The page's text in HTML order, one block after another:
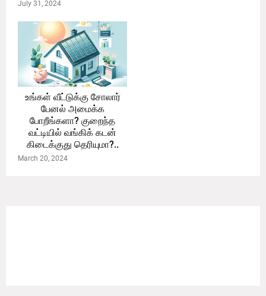
July 31, 2024
உங்கள் வீட்டுக்கு சோலார்
பேனல் அமைக்க
போறீங்களா? குறைந்த
வட்டியில் வங்கிக் கடன்
கிடைக்குது தெரியுமா?..
March 20, 2024